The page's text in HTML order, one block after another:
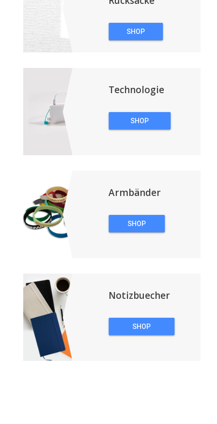
SHOP
Technologie
SHOP
Armbänder
SHOP
Notizbuecher
SHOP